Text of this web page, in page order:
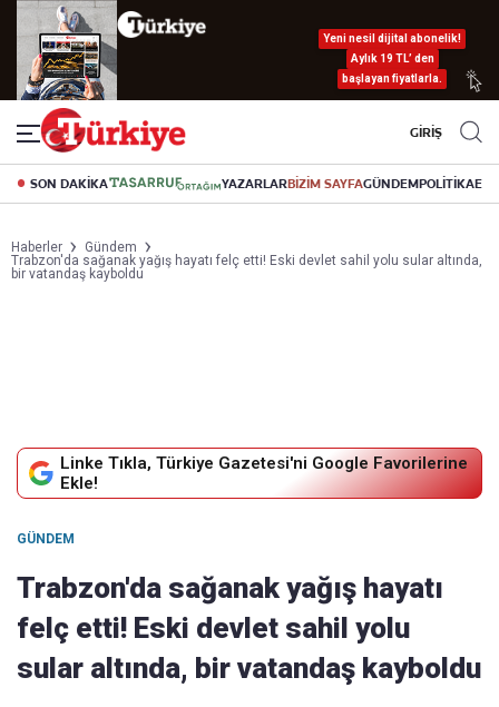
Yeni nesil dijital abonelik!
Aylık 19 TL’ den
başlayan fiyatlarla.
GİRİŞ
SON DAKİKA YAZARLARBİZİM SAYFAGÜNDEMPOLİTİKA
Haberler
Gündem
Trabzon'da sağanak yağış hayatı felç etti! Eski devlet sahil yolu sular altında,
bir vatandaş kayboldu
Linke Tıkla, Türkiye Gazetesi'ni Google Favorilerine
Ekle!
GÜNDEM
Trabzon'da sağanak yağış hayatı
felç etti! Eski devlet sahil yolu
sular altında, bir vatandaş kayboldu